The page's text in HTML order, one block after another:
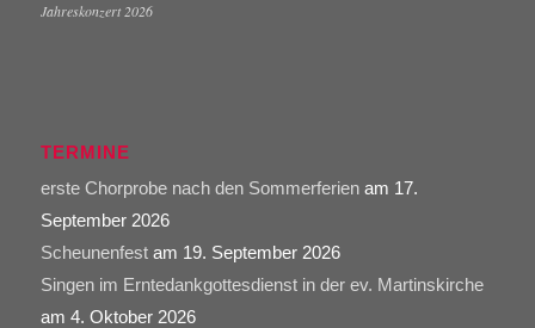
Jahreskonzert 2026
TERMINE
erste Chorprobe nach den Sommerferienam 17.
September 2026
Scheunenfestam 19. September 2026
Singen im Erntedankgottesdienst in der ev. Martinskirche
am 4. Oktober 2026